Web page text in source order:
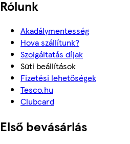
Rólunk
Akadálymentesség
Hova szállítunk?
Szolgáltatás díjak
Süti beállítások
Fizetési lehetőségek
Tesco.hu
Clubcard
Első bevásárlás